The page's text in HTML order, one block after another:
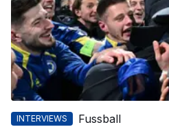
INTERVIEWS Fussball